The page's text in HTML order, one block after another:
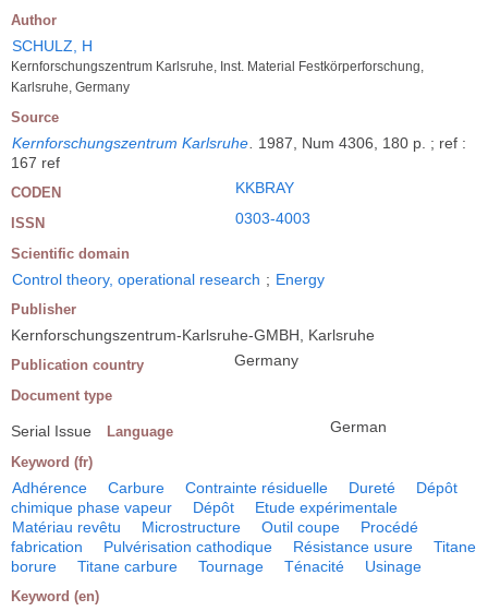
Author
SCHULZ, H
Kernforschungszentrum Karlsruhe, Inst. Material Festkörperforschung,
Karlsruhe, Germany
Source
Kernforschungszentrum Karlsruhe
1987, Num 4306, 180 p. ; ref :
167 ref
CODEN KKBRAY
ISSN 0303-4003
Scientific domain
Control theory, operational research ; Energy
Publisher
Kernforschungszentrum-Karlsruhe-GMBH, Karlsruhe
Publication country Germany
Document type
Serial Issue Language German
Keyword (fr)
Adhérence Carbure Contrainte résiduelle Dureté
Dépôt
chimique phase vapeur
Dépôt
Etude expérimentale
Matériau revêtu
Microstructure Outil coupe
Procédé
fabrication
Pulvérisation cathodique Résistance usure
Titane
borure
Titane carbure Tournage Ténacité Usinage
Keyword (en)